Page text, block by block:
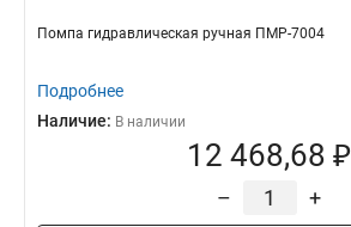
Помпа гидравлическая ручная ПМР-7004
Подробнее
Наличие: В наличии
12 468,68 ₽
– +